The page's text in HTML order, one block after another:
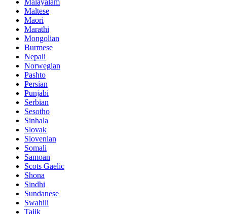
Maltese
Maori
Marathi
Mongolian
Burmese
Nepali
Norwegian
Pashto
Persian
Punjabi
Serbian
Sesotho
Sinhala
Slovak
Slovenian
Somali
Samoan
Scots Gaelic
Shona
Sindhi
Sundanese
Swahili
Tajik